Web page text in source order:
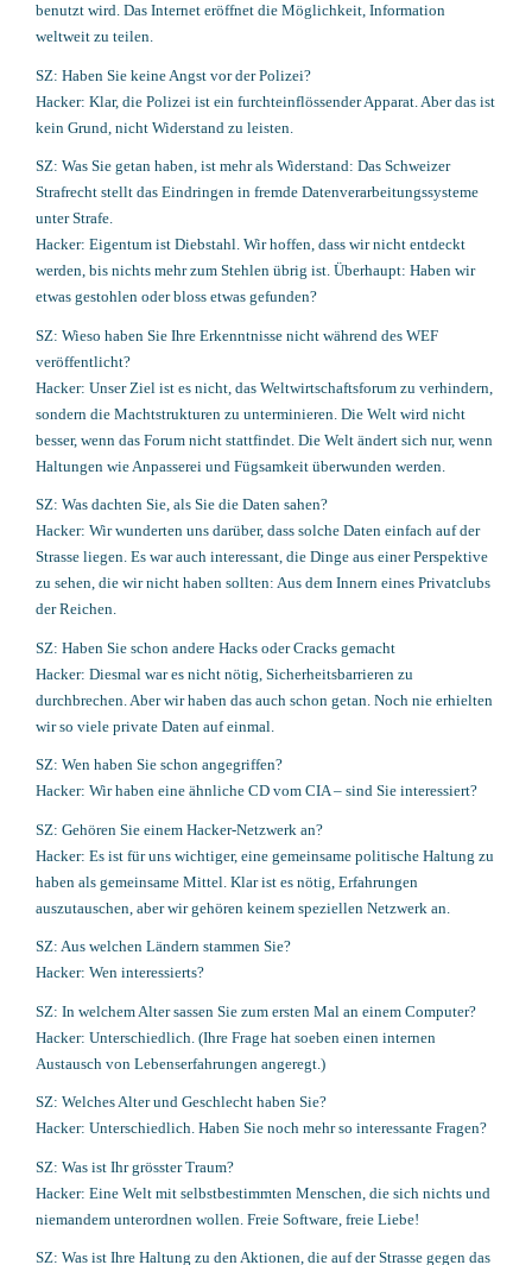
benutzt wird. Das Internet eröffnet die Möglichkeit, Information
weltweit zu teilen.
SZ: Haben Sie keine Angst vor der Polizei?
Hacker: Klar, die Polizei ist ein furchteinflössender Apparat. Aber das ist
kein Grund, nicht Widerstand zu leisten.
SZ: Was Sie getan haben, ist mehr als Widerstand: Das Schweizer
Strafrecht stellt das Eindringen in fremde Datenverarbeitungssysteme
unter Strafe.
Hacker: Eigentum ist Diebstahl. Wir hoffen, dass wir nicht entdeckt
werden, bis nichts mehr zum Stehlen übrig ist. Überhaupt: Haben wir
etwas gestohlen oder bloss etwas gefunden?
SZ: Wieso haben Sie Ihre Erkenntnisse nicht während des WEF
veröffentlicht?
Hacker: Unser Ziel ist es nicht, das Weltwirtschaftsforum zu verhindern,
sondern die Machtstrukturen zu unterminieren. Die Welt wird nicht
besser, wenn das Forum nicht stattfindet. Die Welt ändert sich nur, wenn
Haltungen wie Anpasserei und Fügsamkeit überwunden werden.
SZ: Was dachten Sie, als Sie die Daten sahen?
Hacker: Wir wunderten uns darüber, dass solche Daten einfach auf der
Strasse liegen. Es war auch interessant, die Dinge aus einer Perspektive
zu sehen, die wir nicht haben sollten: Aus dem Innern eines Privatclubs
der Reichen.
SZ: Haben Sie schon andere Hacks oder Cracks gemacht
Hacker: Diesmal war es nicht nötig, Sicherheitsbarrieren zu
durchbrechen. Aber wir haben das auch schon getan. Noch nie erhielten
wir so viele private Daten auf einmal.
SZ: Wen haben Sie schon angegriffen?
Hacker: Wir haben eine ähnliche CD vom CIA – sind Sie interessiert?
SZ: Gehören Sie einem Hacker-Netzwerk an?
Hacker: Es ist für uns wichtiger, eine gemeinsame politische Haltung zu
haben als gemeinsame Mittel. Klar ist es nötig, Erfahrungen
auszutauschen, aber wir gehören keinem speziellen Netzwerk an.
SZ: Aus welchen Ländern stammen Sie?
Hacker: Wen interessierts?
SZ: In welchem Alter sassen Sie zum ersten Mal an einem Computer?
Hacker: Unterschiedlich. (Ihre Frage hat soeben einen internen
Austausch von Lebenserfahrungen angeregt.)
SZ: Welches Alter und Geschlecht haben Sie?
Hacker: Unterschiedlich. Haben Sie noch mehr so interessante Fragen?
SZ: Was ist Ihr grösster Traum?
Hacker: Eine Welt mit selbstbestimmten Menschen, die sich nichts und
niemandem unterordnen wollen. Freie Software, freie Liebe!
SZ: Was ist Ihre Haltung zu den Aktionen, die auf der Strasse gegen das